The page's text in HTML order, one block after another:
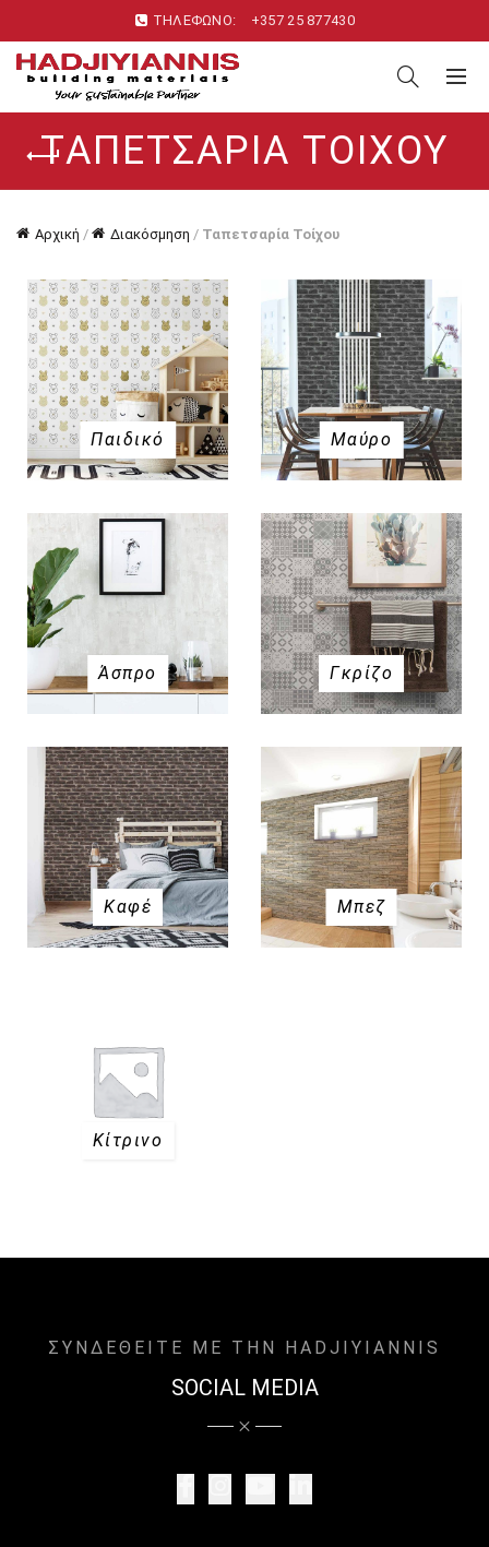
ΤΗΛΕΦΩΝΟ: +357 25 877430
ΤΑΠΕΤΣΑΡΊΑ ΤΟΊΧΟΥ
Αρχική / Διακόσμηση / Ταπετσαρία Τοίχου
Παιδικό Μαύρο
Άσπρο Γκρίζο
Καφέ Μπεζ
Κίτρινο
ΣΥΝΔΕΘΕΙΤΕ ΜΕ ΤΗΝ HADJIYIANNIS
SOCIAL MEDIA